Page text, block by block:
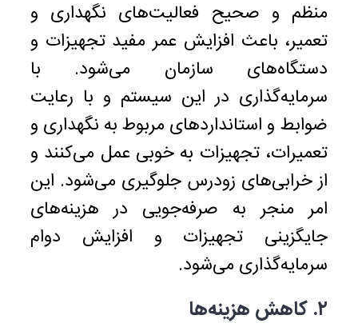
منظم و صحیح فعالیت‌های نگهداری و
تعمیر، باعث افزایش عمر مفید تجهیزات و
دستگاه‌های سازمان می‌شود. با
سرمایه‌گذاری در این سیستم و با رعایت
ضوابط و استانداردهای مربوط به نگهداری و
تعمیرات، تجهیزات به خوبی عمل می‌کنند و
از خرابی‌های زودرس جلوگیری می‌شود. این
امر منجر به صرفه‌جویی در هزینه‌های
جایگزینی تجهیزات و افزایش دوام
سرمایه‌گذاری می‌شود.
۲. کاهش هزینه‌ها